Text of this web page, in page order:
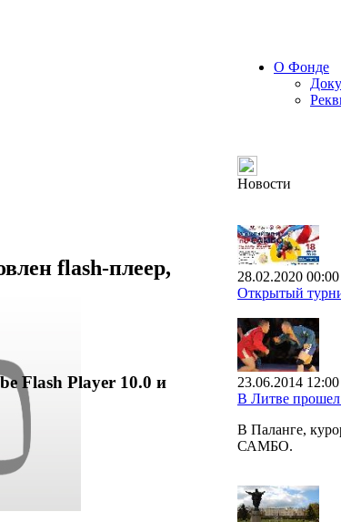
flash-плеер,
Flash Player 10.0 и
О Фонде
Новости
28.02.2020 00:00
Открытый
23.06.2014 12:00
В Литве
В Паланге,
САМБО.